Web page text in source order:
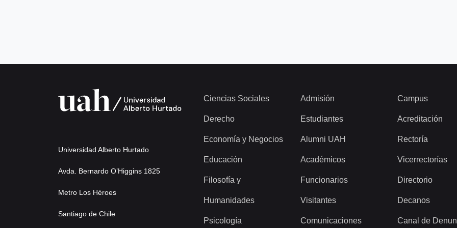
Universidad Alberto Hurtado
Avda. Bernardo O’Higgins 1825
Metro Los Héroes
Santiago de Chile
Ciencias Sociales
Derecho
Economía y Negocios
Educación
Filosofía y
Humanidades
Psicología
Admisión
Estudiantes
Alumni UAH
Académicos
Funcionarios
Visitantes
Comunicaciones
Campus
Acreditación
Rectoría
Vicerrectorías
Directorio
Decanos
Canal de